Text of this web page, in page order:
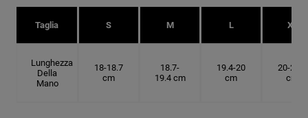
Taglia S M L XL
Lunghezza
Della
Mano
18-18.7
cm
18.7-
19.4 cm
19.4-20
cm
20-20.6
cm